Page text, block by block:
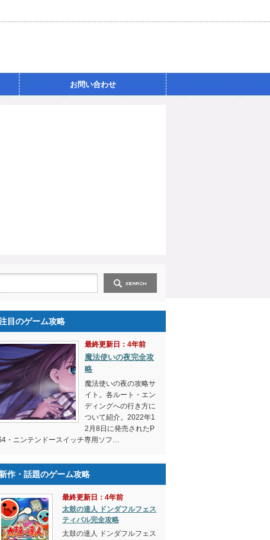
お問い合わせ
目のゲーム攻略
最終更新日：4年前
魔法使いの夜完全攻
略
魔法使いの夜の攻略サ
イト。各ルート・エン
ディングへの行き方に
ついて紹介。2022年1
2月8日に発売されたP
・ニンテンドースイッチ専用ソフ…
新作・話題のゲーム攻略
最終更新日：4年前
太鼓の達人 ドンダフルフェス
ティバル完全攻略
太鼓の達人 ドンダフルフェス